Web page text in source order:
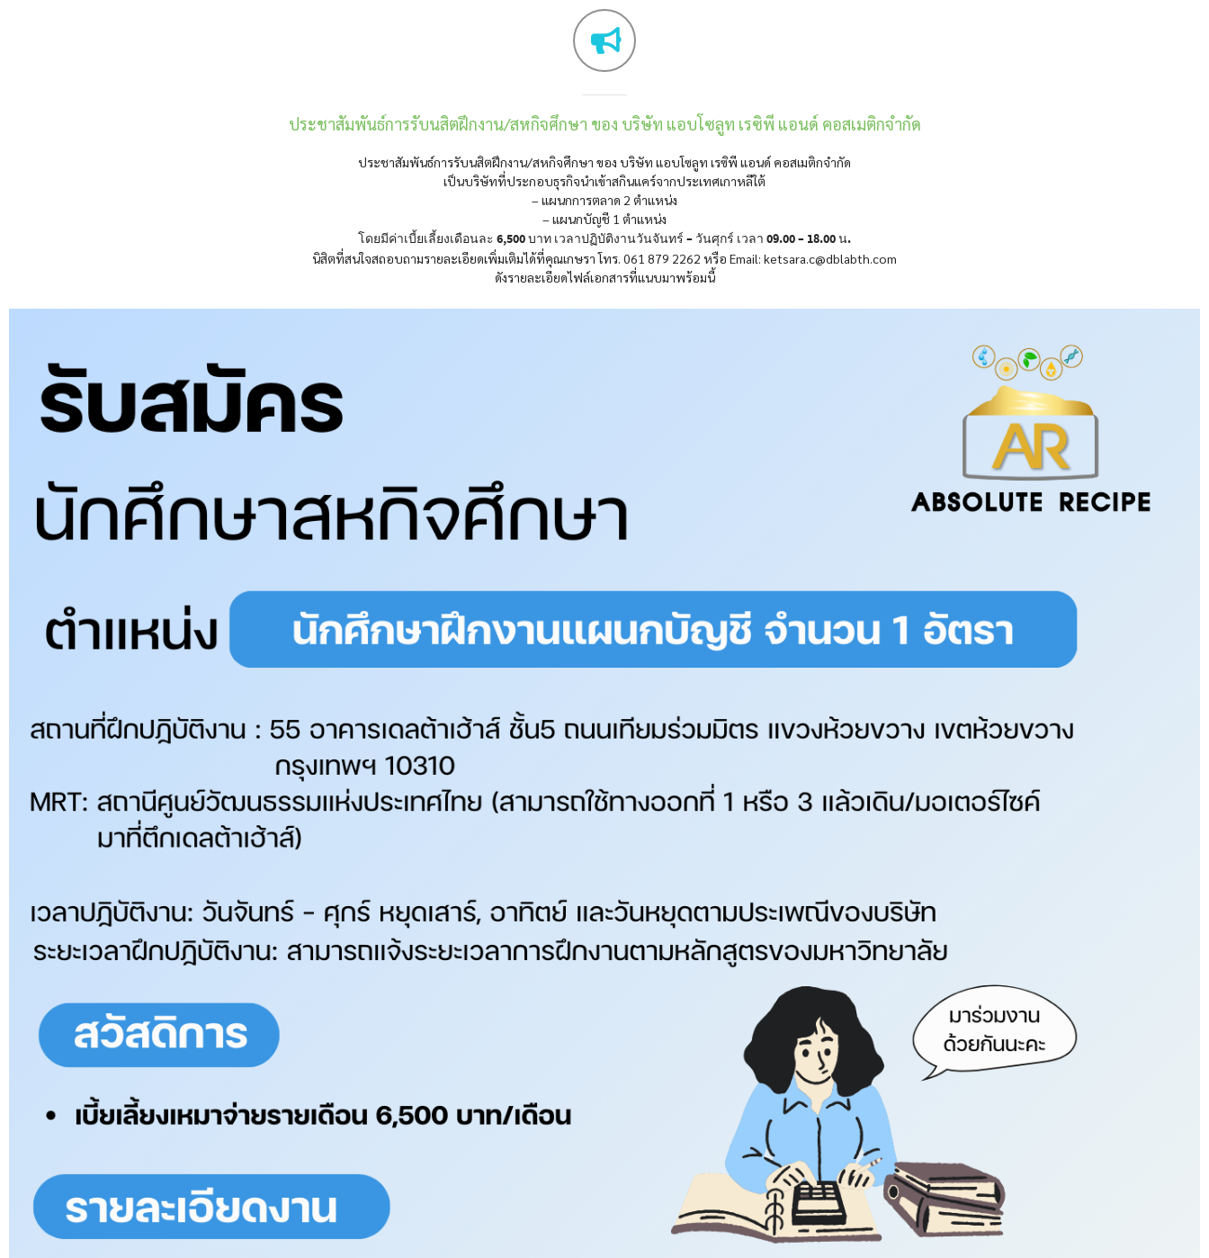
ประชาสัมพันธ์การรับนสิตฝึกงาน/สหกิจศึกษา ของ บริษัท แอบโซลูท เรซิพี แอนด์ คอสเมติกจำกัด
ประชาสัมพันธ์การรับนสิตฝึกงาน/สหกิจศึกษา ของ บริษัท แอบโซลูท เรซิพี แอนด์ คอสเมติกจำกัด
เป็นบริษัทที่ประกอบธุรกิจนำเข้าสกินแคร์จากประเทศเกาหลีใต้
– แผนกการตลาด 2 ตำแหน่ง
– แผนกบัญชี 1 ตำแหน่ง
โดยมีค่าเบี้ยเลี้ยงเดือนละ 6,500 บาท เวลาปฏิบัติงานวันจันทร์ – วันศุกร์ เวลา 09.00 – 18.00 น.
นิสิตที่สนใจสถอบถามรายละเอียดเพิ่มเติมได้ที่คุณเกษรา โทร. 061 879 2262 หรือ Email: ketsara.c@dblabth.com
ดังรายละเอียดไฟล์เอกสารที่แนบมาพร้อมนี้